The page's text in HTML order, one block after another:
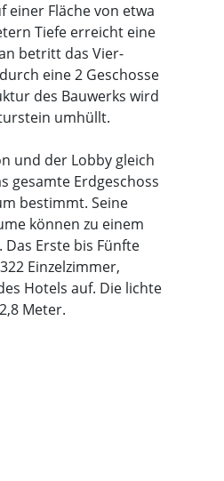
einer Fläche von etwa
Tiefe erreicht eine
betritt das Vier-
eine 2 Geschosse
des Bauwerks wird
umhüllt.
und der Lobby gleich
gesamte Erdgeschoss
bestimmt. Seine
können zu einem
Erste bis Fünfte
Einzelzimmer,
Hotels auf. Die lichte
Meter.